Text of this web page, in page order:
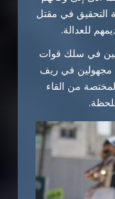
التحقيق في مقتل
للعدالة.
في سلك قوات
مجهولين في ريف
من القاء